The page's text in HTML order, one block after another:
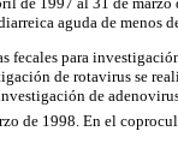
aguda de menos
fecales para
de rotavirus se
de
de 1998. En el